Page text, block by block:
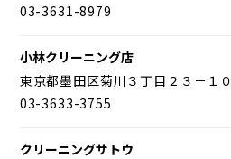
03-3631-8979
小林クリーニング店
東京都墨田区菊川３丁目２３－１０
03-3633-3755
クリーニングサトウ